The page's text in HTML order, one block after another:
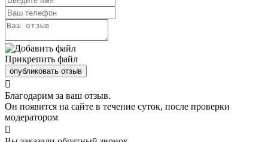
Прикрепить файл
опубликовать отзыв

Благодарим за ваш отзыв.
Он появится на сайте в течение суток, после проверки
модератором
